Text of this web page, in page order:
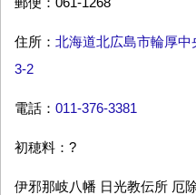
住所： 北海道北広島市輪厚中
3-2
電話： 011-376-3381
初穂料：?
伊邪那岐八幡 日光教伝所 厄